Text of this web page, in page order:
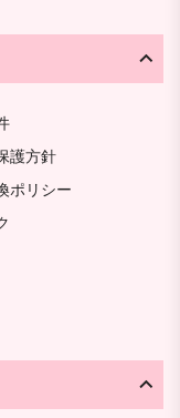
護方針
ポリシー